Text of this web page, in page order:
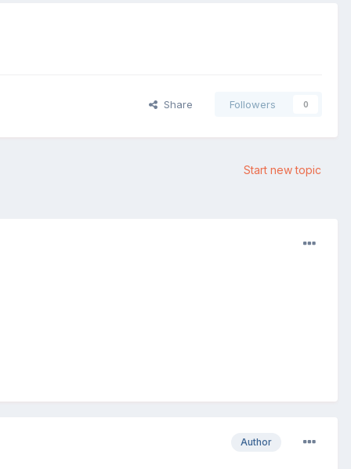
Share Followers 0
Start new topic
Author